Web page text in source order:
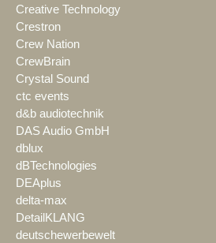
Creative Technology
Crestron
Crew Nation
CrewBrain
Crystal Sound
ctc events
d&b audiotechnik
DAS Audio GmbH
dblux
dBTechnologies
DEAplus
delta-max
DetailKLANG
deutschewerbewelt